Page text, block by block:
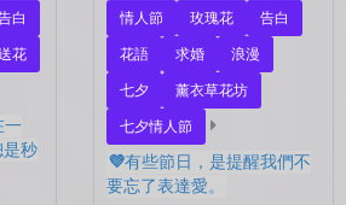
白
花
一
是秒
情人節 玫瑰花
告白
花語
求婚
浪漫
七夕
薰衣草花坊
七夕情人節
💜有些節日，是提醒我們不
要忘了表達愛。